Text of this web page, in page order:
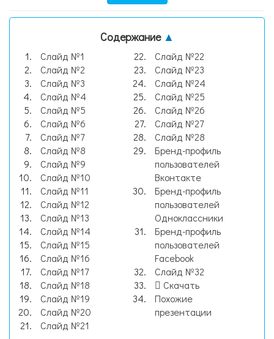
Подготовлено TNS 2011. - презентация,
Содержание ▲
Слайд №1
Слайд №2
Слайд №3
Слайд №4
Слайд №5
Слайд №6
Слайд №7
Слайд №8
Слайд №9
Слайд №10
Слайд №11
Слайд №12
Слайд №13
Слайд №14
Слайд №15
Слайд №16
Слайд №17
Слайд №18
Слайд №19
Слайд №20
Слайд №21
Слайд №22
Слайд №23
Слайд №24
Слайд №25
Слайд №26
Слайд №27
Слайд №28
Бренд-профиль
пользователей
Вконтакте
Бренд-профиль
пользователей
Одноклассники
Бренд-профиль
пользователей
Facebook
Слайд №32
Скачать
Похожие
презентации